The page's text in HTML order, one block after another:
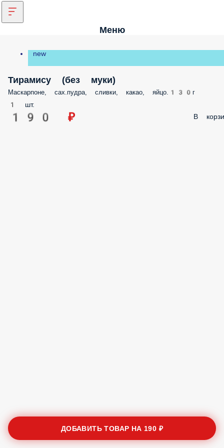
Меню
new
Тирамису (без муки)
Маскарпоне, сах.пудра, сливки, какао, яйцо.130г
1 шт.
190 ₽ В
ДОБАВИТЬ ТОВАР НА 190 ₽